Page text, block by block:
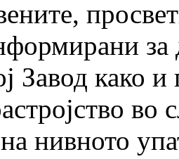
Завод како и
во
нивното